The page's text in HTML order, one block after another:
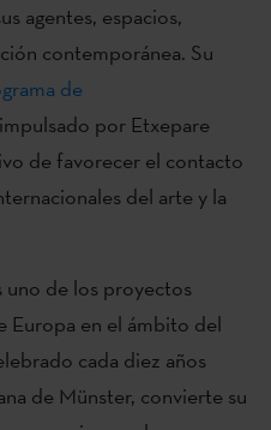
agentes, espacios,
contemporánea. Su
de
por Etxepare
de favorecer el contacto
del arte y la
de los proyectos
Europa en el ámbito del
cada diez años
de Münster, convierte su